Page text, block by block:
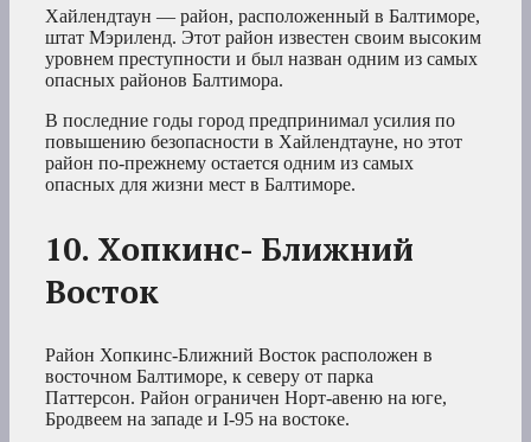
Хайлендтаун — район, расположенный в Балтиморе,
штат Мэриленд. Этот район известен своим высоким
уровнем преступности и был назван одним из самых
опасных районов Балтимора.
В последние годы город предпринимал усилия по
повышению безопасности в Хайлендтауне, но этот
район по-прежнему остается одним из самых
опасных для жизни мест в Балтиморе.
10. Хопкинс- Ближний
Восток
Район Хопкинс-Ближний Восток расположен в
восточном Балтиморе, к северу от парка
Паттерсон. Район ограничен Норт-авеню на юге,
Бродвеем на западе и I-95 на востоке.